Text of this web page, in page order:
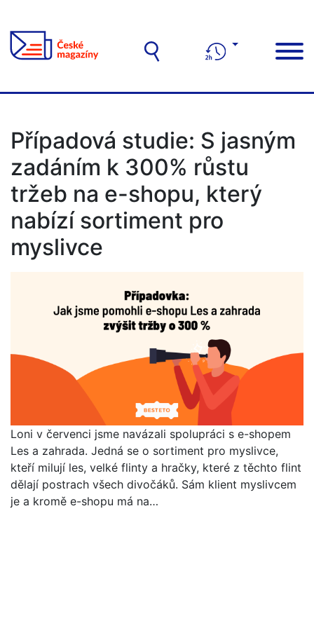
Případová studie: S jasným
zadáním k 300% růstu
tržeb na e-shopu, který
nabízí sortiment pro
myslivce
Loni v červenci jsme navázali spolupráci s e-shopem
Les a zahrada. Jedná se o sortiment pro myslivce,
kteří milují les, velké flinty a hračky, které z těchto flint
dělají postrach všech divočáků. Sám klient myslivcem
je a kromě e-shopu má na…